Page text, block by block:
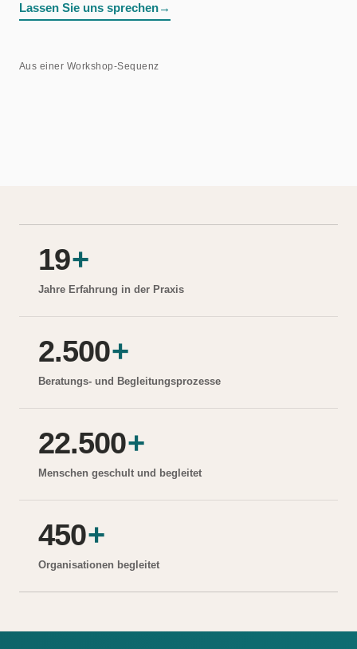
Lassen Sie uns sprechen→
Aus einer Workshop-Sequenz
19+
Jahre Erfahrung in der Praxis
2.500+
Beratungs- und Begleitungsprozesse
22.500+
Menschen geschult und begleitet
450+
Organisationen begleitet